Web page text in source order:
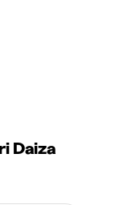
Daiza